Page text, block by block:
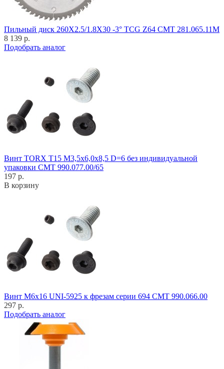
Пильный диск 260X2.5/1.8X30 -3° TCG Z64 CMT 281.065.11M
8 139 р.
Подобрать аналог
Винт TORX T15 M3,5x6,0x8,5 D=6 без индивидуальной
упаковки CMT 990.077.00/65
197 р.
В корзину
Винт M6x16 UNI-5925 к фрезам серии 694 CMT 990.066.00
297 р.
Подобрать аналог